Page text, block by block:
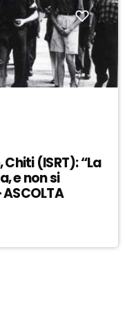
(ISRT): “La
e non si